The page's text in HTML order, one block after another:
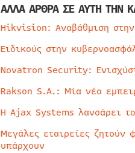
ΑΛΛΑ ΑΡΘΡΑ ΣΕ ΑΥΤΗ ΤΗΝ
Hikvision: Αναβάθμιση
Ειδικούς στην
Novatron Security:
Rakson S.A.: Μία νέα
Η Ajax Systems λανσάρει
Μεγάλες εταιρείες ζητούν
υπάρχουν